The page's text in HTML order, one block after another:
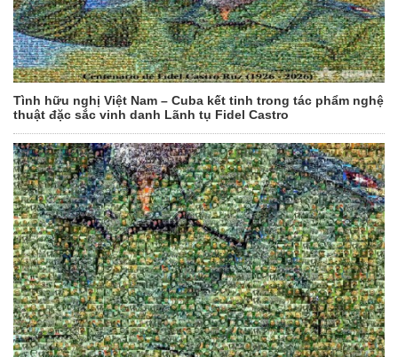
Tình hữu nghị Việt Nam – Cuba kết tinh trong tác phẩm nghệ
thuật đặc sắc vinh danh Lãnh tụ Fidel Castro